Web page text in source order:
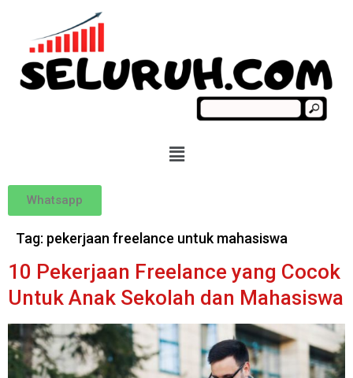
Whatsapp
Tag: pekerjaan freelance untuk mahasiswa
10 Pekerjaan Freelance yang Cocok
Untuk Anak Sekolah dan Mahasiswa